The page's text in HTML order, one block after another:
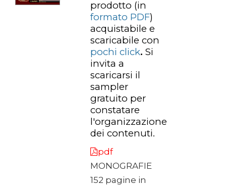
prodotto (in
formato PDF)
acquistabile e
scaricabile con
pochi click. Si
invita a
scaricarsi il
sampler
gratuito per
constatare
l'organizzazione
dei contenuti.
pdf
MONOGRAFIE
152 pagine in